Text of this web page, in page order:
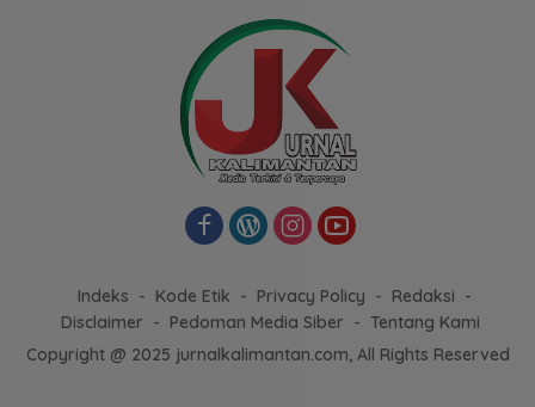
Indeks Kode Etik Privacy Policy
Redaksi
Disclaimer
Pedoman Media Siber
Tentang Kami
Copyright @ 2025 jurnalkalimantan.com, All Rights Reserved